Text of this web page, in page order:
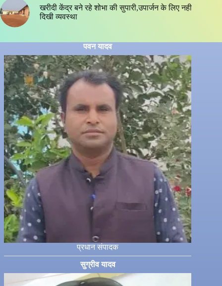
खरीदी केंद्र बने रहे शोभा की सुपारी,उपार्जन के लिए नही
दिखी व्यवस्था
पवन यादव
प्रधान संपादक
सुग्रीव यादव